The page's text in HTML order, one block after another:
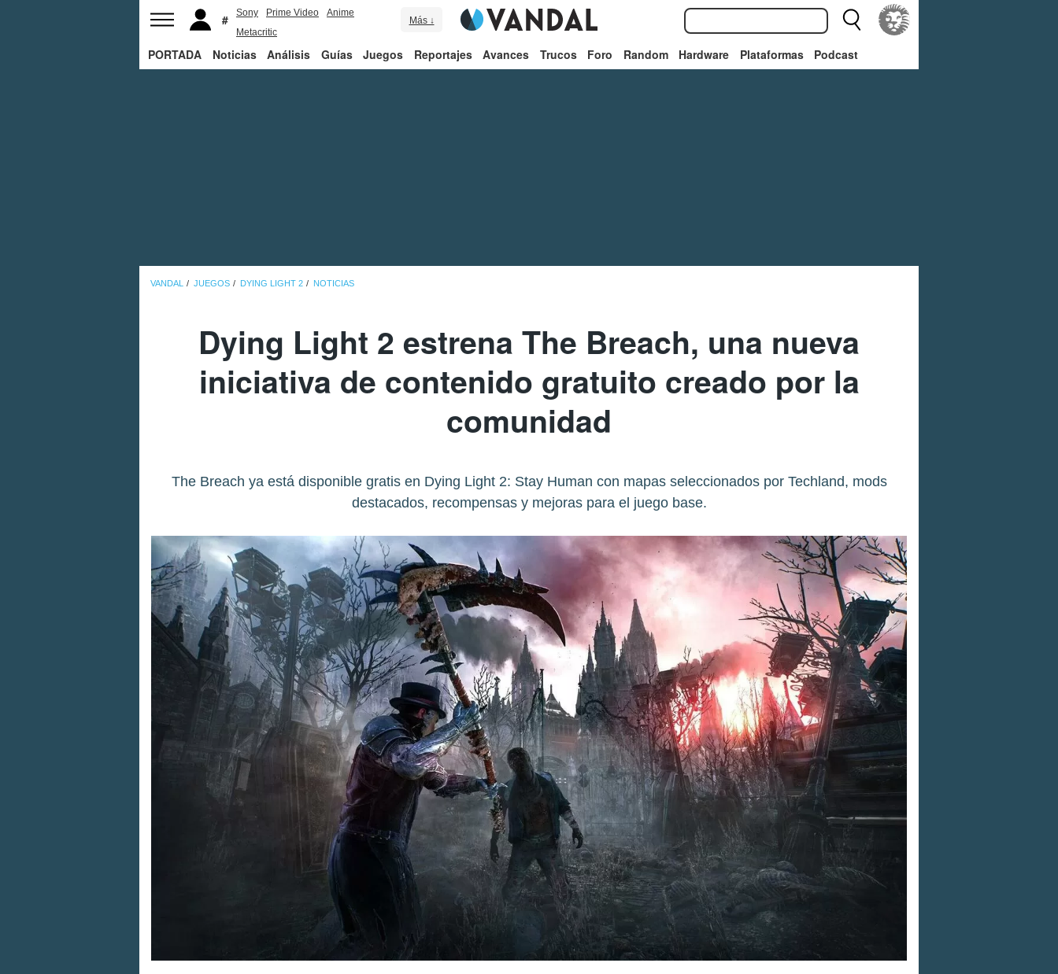
Sony Prime Video
Anime
Metacritic
Más ↓
PORTADA Noticias Análisis Guías Juegos Reportajes Avances Trucos Foro Random Hardware Plataformas Podcast
VANDAL JUEGOS DYING LIGHT 2 NOTICIAS
Dying Light 2 estrena The Breach, una nueva
iniciativa de contenido gratuito creado por la
comunidad
The Breach ya está disponible gratis en Dying Light 2: Stay Human con mapas seleccionados por Techland, mods
destacados, recompensas y mejoras para el juego base.